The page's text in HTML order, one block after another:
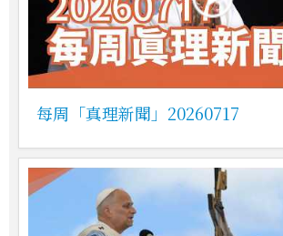
每周「真理新聞」20260717